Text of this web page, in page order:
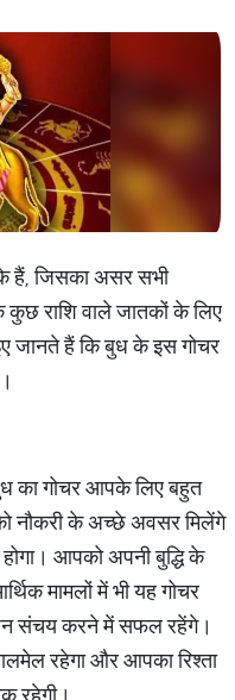
हैं, जिसका असर सभी
कुछ राशि वाले जातकों के लिए
जानते हैं कि बुध के इस गोचर
का गोचर आपके लिए बहुत
नौकरी के अच्छे अवसर मिलेंगे
आपको अपनी बुद्धि के
मामलों में भी यह गोचर
संचय करने में सफल रहेंगे।
रहेगा और आपका रिश्ता